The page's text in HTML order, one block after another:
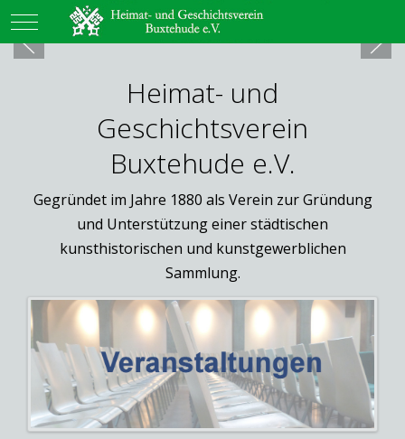
Mobile Menu Toggle
Heimat- und
Geschichtsverein
Buxtehude e.V.
Gegründet im Jahre 1880 als Verein zur Gründung
und Unterstützung einer städtischen
kunsthistorischen und kunstgewerblichen
Sammlung.